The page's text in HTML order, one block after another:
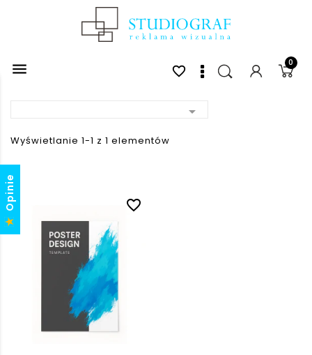
 0
favorite_border

Wyświetlanie 1-1 z 1 elementów
favorite_border
Opinie